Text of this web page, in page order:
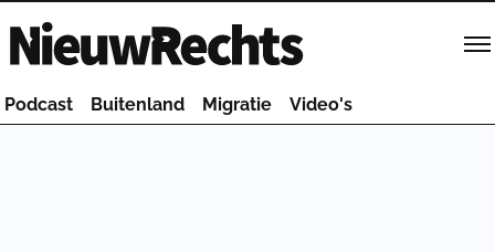
Homepage van NieuwRechts
Podcast Buitenland Migratie Video's